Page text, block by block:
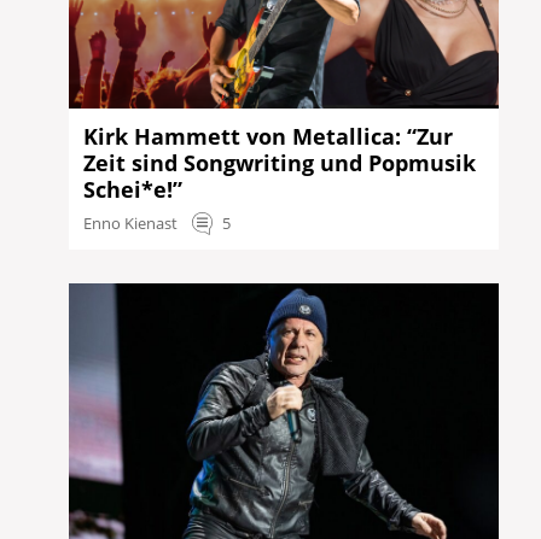
Kirk Hammett von Metallica: “Zur
Zeit sind Songwriting und Popmusik
Schei*e!”
Enno Kienast 5